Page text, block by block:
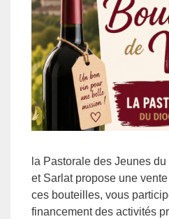
la Pastorale des Jeunes
et Sarlat propose une
ces bouteilles, vous
financement des activités